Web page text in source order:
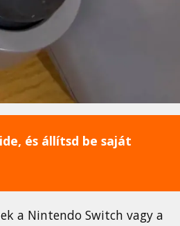
és állítsd be saját
a Nintendo Switch vagy a